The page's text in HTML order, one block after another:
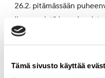
Tämä sivusto käyttää
26.2. pitämässään
ilmenemistä ja
Projekteissa Haapoja
tieteen, lainsäädännön,